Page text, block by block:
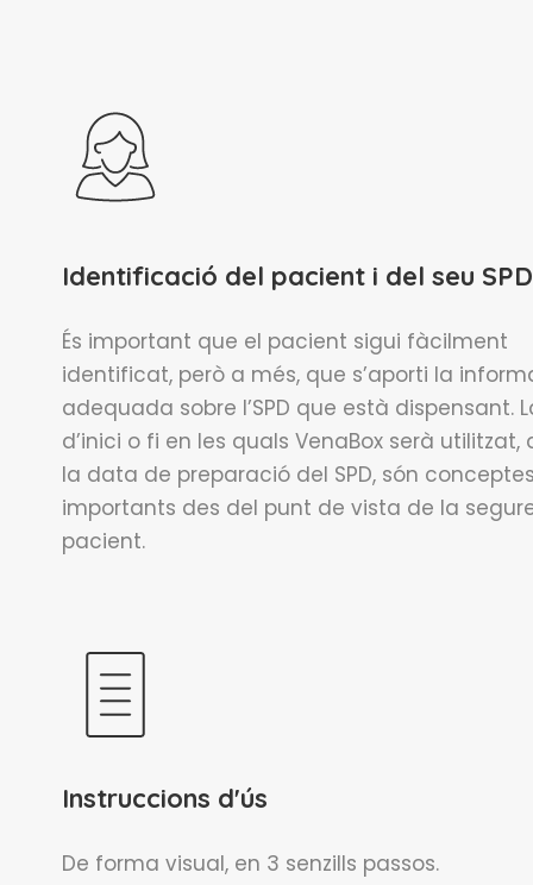
Identificació del pacient i del seu SPD
És important que el pacient sigui fàcilment
identificat, però a més, que s’aporti la
adequada sobre l’SPD que està dispensant.
d’inici o fi en les quals VenaBox serà utilitzat,
la data de preparació del SPD, són
importants des del punt de vista de la
pacient.
Instruccions d'ús
De forma visual, en 3 senzills passos.